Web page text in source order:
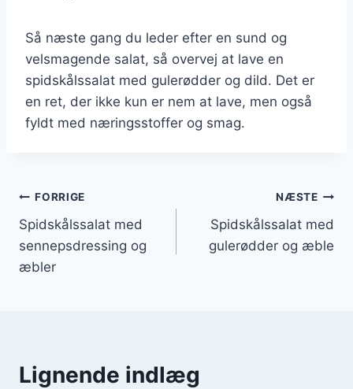
Så næste gang du leder efter en sund og
velsmagende salat, så overvej at lave en
spidskålssalat med gulerødder og dild. Det er
en ret, der ikke kun er nem at lave, men også
fyldt med næringsstoffer og smag.
Indlægsnavigation
FORRIGE
Spidskålssalat med
sennepsdressing og
æbler
NÆSTE
Spidskålssalat med
gulerødder og æble
Lignende indlæg